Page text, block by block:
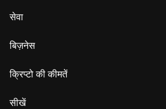
सेवा
बिज़नेस
क्रिप्टो की कीमतें
सीखें